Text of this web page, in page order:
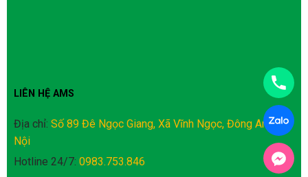
LIÊN HỆ AMS
Địa chỉ: Số 89 Đê Ngọc Giang, Xã Vĩnh Ngọc, Đông Anh, Hà
Nội
Hotline 24/7: 0983.753.846